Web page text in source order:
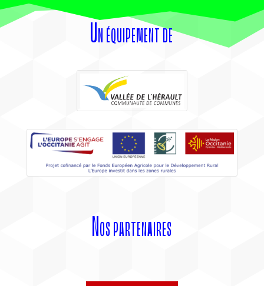
Un équipement de
Nos partenaires